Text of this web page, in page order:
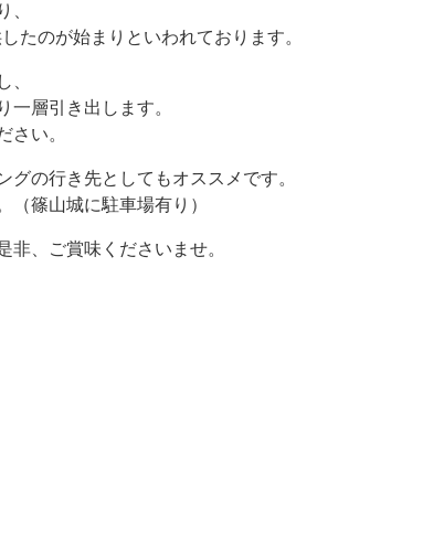
、
たのが始まりといわれております。
、
層引き出します。
さい。
の行き先としてもオススメです。
篠山城に駐車場有り）
、ご賞味くださいませ。